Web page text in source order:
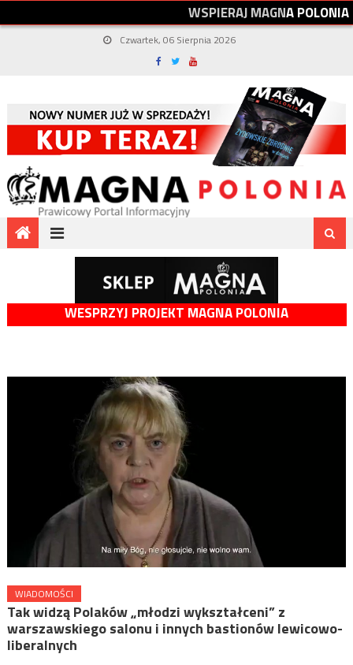
WSPIERAJMAGNAPOLONIA
Czwartek, 06 Sierpnia 2026
WESPRZYJ PROJEKT MAGNA POLONIA
WIADOMOŚCI
Tak widzą Polaków „młodzi wykształceni” z
warszawskiego salonu i innych bastionów lewicowo-
liberalnych